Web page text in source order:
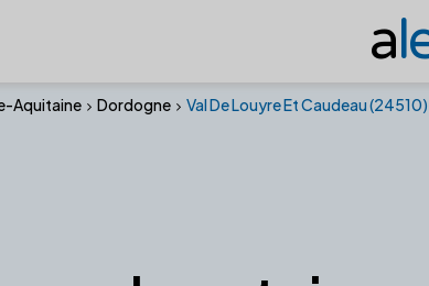
a
Aquitaine Dordogne Val De Louyre Et Caudeau (24510)